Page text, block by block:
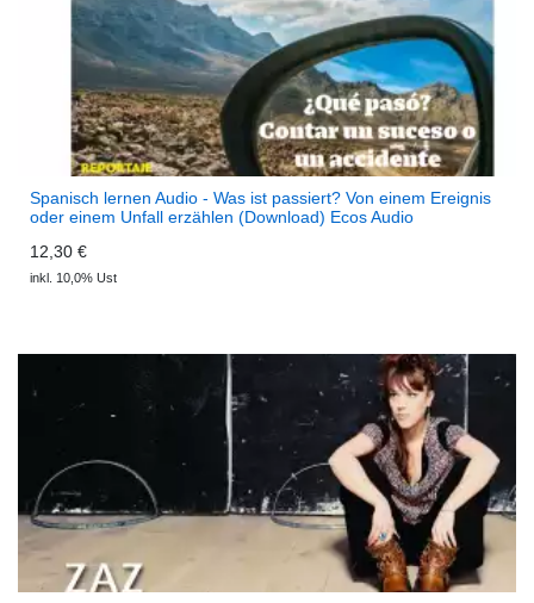
Spanisch lernen Audio - Was ist passiert? Von einem Ereignis
oder einem Unfall erzählen (Download) Ecos Audio
12,30 €
inkl. 10,0% Ust